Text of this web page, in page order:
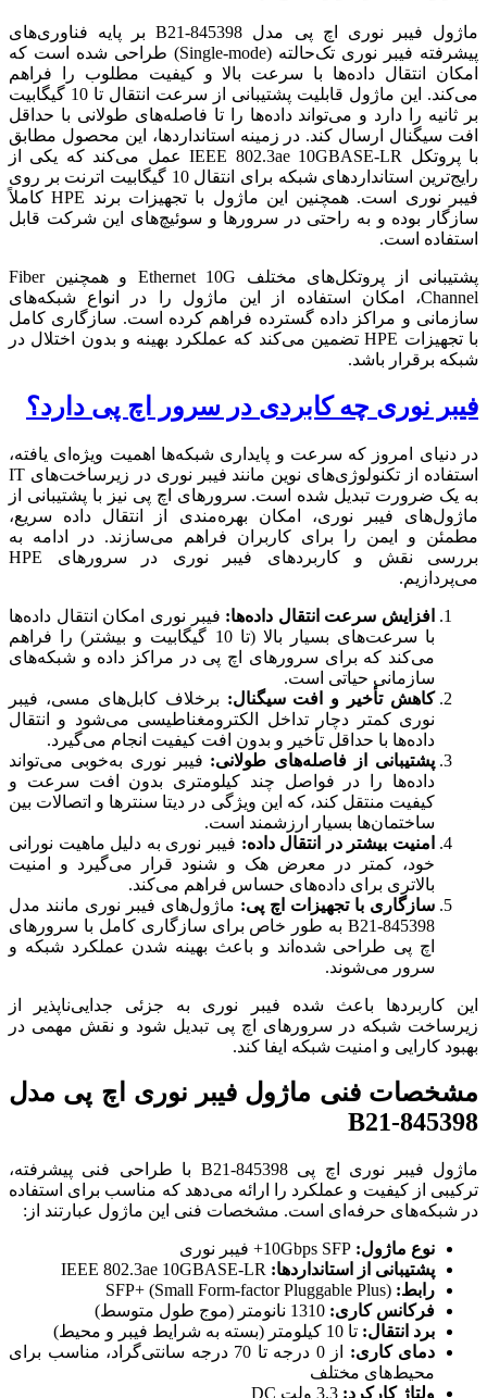
ماژول فیبر نوری اچ پی مدل 845398-B21 بر پایه فناوری‌های
پیشرفته فیبر نوری تک‌حالته (Single-mode) طراحی شده است که
امکان انتقال داده‌ها با سرعت بالا و کیفیت مطلوب را فراهم
می‌کند. این ماژول قابلیت پشتیبانی از سرعت انتقال تا 10 گیگابیت
بر ثانیه را دارد و می‌تواند داده‌ها را تا فاصله‌های طولانی با حداقل
افت سیگنال ارسال کند. در زمینه استانداردها، این محصول مطابق
با پروتکل IEEE 802.3ae 10GBASE-LR عمل می‌کند که یکی از
رایج‌ترین استانداردهای شبکه برای انتقال 10 گیگابیت اترنت بر روی
فیبر نوری است. همچنین این ماژول با تجهیزات برند HPE کاملاً
سازگار بوده و به راحتی در سرورها و سوئیچ‌های این شرکت قابل
استفاده است.
پشتیبانی از پروتکل‌های مختلف Ethernet 10G و همچنین Fiber
Channel، امکان استفاده از این ماژول را در انواع شبکه‌های
سازمانی و مراکز داده گسترده فراهم کرده است. سازگاری کامل
با تجهیزات HPE تضمین می‌کند که عملکرد بهینه و بدون اختلال در
شبکه برقرار باشد.
فیبر نوری چه کابردی در سرور اچ پی دارد؟
در دنیای امروز که سرعت و پایداری شبکه‌ها اهمیت ویژه‌ای یافته،
استفاده از تکنولوژی‌های نوین مانند فیبر نوری در زیرساخت‌های IT
به یک ضرورت تبدیل شده است. سرورهای اچ پی نیز با پشتیبانی از
ماژول‌های فیبر نوری، امکان بهره‌مندی از انتقال داده سریع،
مطمئن و ایمن را برای کاربران فراهم می‌سازند. در ادامه به
بررسی نقش و کاربردهای فیبر نوری در سرورهای HPE
می‌پردازیم.
افزایش سرعت انتقال داده‌ها: فیبر نوری امکان انتقال داده‌ها
با سرعت‌های بسیار بالا (تا 10 گیگابیت و بیشتر) را فراهم
می‌کند که برای سرورهای اچ پی در مراکز داده و شبکه‌های
سازمانی حیاتی است.
کاهش تأخیر و افت سیگنال: برخلاف کابل‌های مسی، فیبر
نوری کمتر دچار تداخل الکترومغناطیسی می‌شود و انتقال
داده‌ها با حداقل تأخیر و بدون افت کیفیت انجام می‌گیرد.
پشتیبانی از فاصله‌های طولانی: فیبر نوری به‌خوبی می‌تواند
داده‌ها را در فواصل چند کیلومتری بدون افت سرعت و
کیفیت منتقل کند، که این ویژگی در دیتا سنترها و اتصالات بین
ساختمان‌ها بسیار ارزشمند است.
امنیت بیشتر در انتقال داده: فیبر نوری به دلیل ماهیت نورانی
خود، کمتر در معرض هک و شنود قرار می‌گیرد و امنیت
بالاتری برای داده‌های حساس فراهم می‌کند.
سازگاری با تجهیزات اچ پی: ماژول‌های فیبر نوری مانند مدل
845398-B21 به طور خاص برای سازگاری کامل با سرورهای
اچ پی طراحی شده‌اند و باعث بهینه شدن عملکرد شبکه و
سرور می‌شوند.
این کاربردها باعث شده فیبر نوری به جزئی جدایی‌ناپذیر از
زیرساخت شبکه در سرورهای اچ پی تبدیل شود و نقش مهمی در
بهبود کارایی و امنیت شبکه ایفا کند.
مشخصات فنی ماژول فیبر نوری اچ پی مدل
845398-B21
ماژول فیبر نوری اچ پی 845398-B21 با طراحی فنی پیشرفته،
ترکیبی از کیفیت و عملکرد را ارائه می‌دهد که مناسب برای استفاده
در شبکه‌های حرفه‌ای است. مشخصات فنی این ماژول عبارتند از:
نوع ماژول:
پشتیبانی از استانداردها:
رابط:
فرکانس کاری:
برد انتقال: تا 10 کیلومتر (بسته به شرایط فیبر و محیط)
دمای کاری:
از 0 درجه تا 70 درجه سانتی‌گراد، مناسب برای
محیط‌های مختلف
ولتاژ کارکرد: